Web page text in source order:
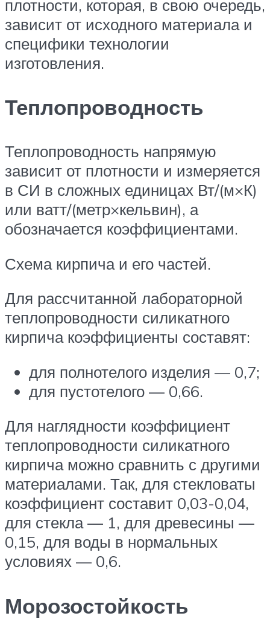
плотности, которая, в свою очередь,
зависит от исходного материала и
специфики технологии
изготовления.
Теплопроводность
Теплопроводность напрямую
зависит от плотности и измеряется
в СИ в сложных единицах Вт/(м×К)
или ватт/(метр×кельвин), а
обозначается коэффициентами.
Схема кирпича и его частей.
Для рассчитанной лабораторной
теплопроводности силикатного
кирпича коэффициенты составят:
для полнотелого изделия — 0,7;
для пустотелого — 0,66.
Для наглядности коэффициент
теплопроводности силикатного
кирпича можно сравнить с другими
материалами. Так, для стекловаты
коэффициент составит 0,03-0,04,
для стекла — 1, для древесины —
0,15, для воды в нормальных
условиях — 0,6.
Морозостойкость